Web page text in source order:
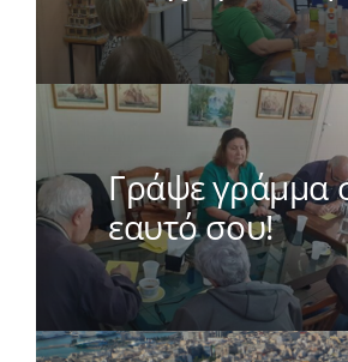
Γράψε γράμμα
εαυτό σου!